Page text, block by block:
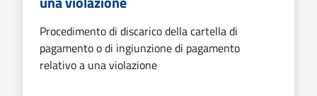
Procedimento di discarico della cartella di
pagamento o di ingiunzione di pagamento
relativo a una violazione